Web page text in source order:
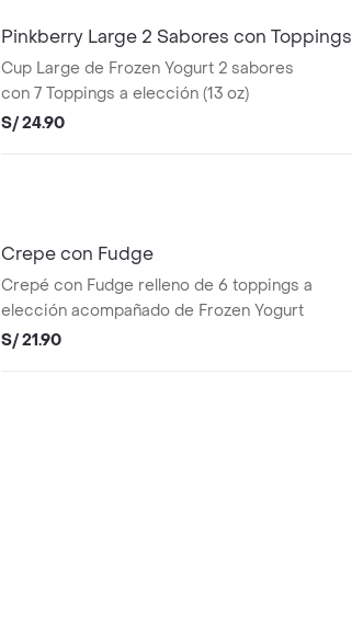
Pinkberry Large 2 Sabores con Toppings
Cup Large de Frozen Yogurt 2 sabores
con 7 Toppings a elección (13 oz)
S/ 24.90
Crepe con Fudge
Crepé con Fudge relleno de 6 toppings a
elección acompañado de Frozen Yogurt
S/ 21.90